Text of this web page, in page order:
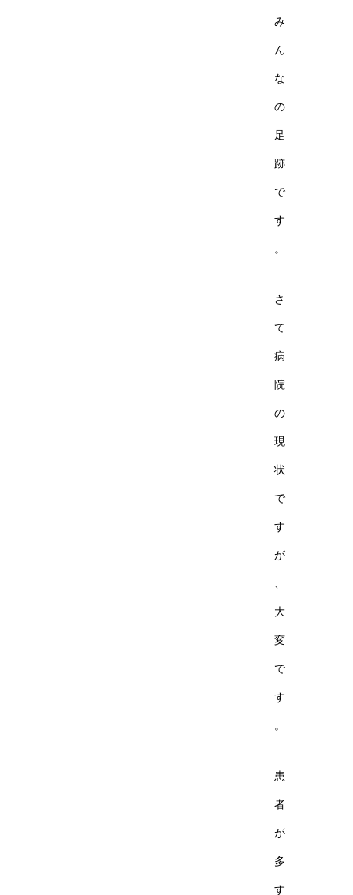
み
ん
な
の
足
跡
で
す
。
さ
て
病
院
の
現
状
で
す
が
大
変
で
す
。
患
者
が
多
す